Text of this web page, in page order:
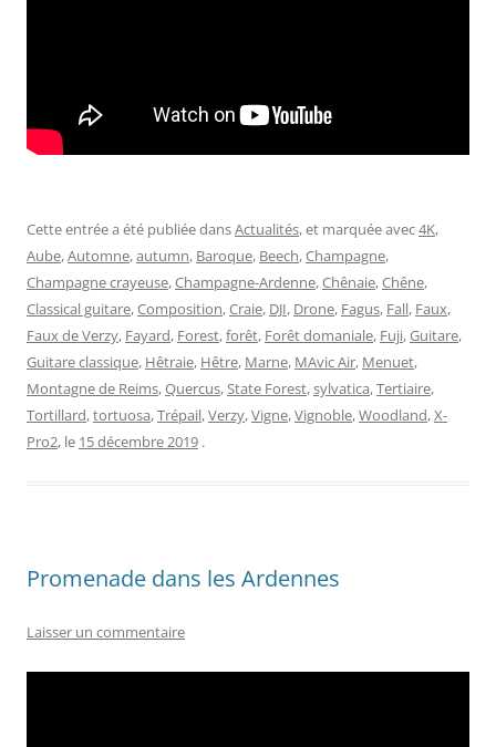
Cette entrée a été publiée dansActualités, et marquée avec4K,
Aube,Automne,autumn, Baroque, Beech,Champagne,
Champagne crayeuse,Champagne-Ardenne,Chênaie,Chêne,
Classical guitare,Composition,Craie, DJI, Drone, Fagus, Fall, Faux,
Faux de Verzy, Fayard, Forest,forêt, Forêt domaniale, Fuji,Guitare,
Guitare classique, Hêtraie, Hêtre, Marne, MAvic Air, Menuet,
Montagne de Reims,Quercus,State Forest,sylvatica,Tertiaire,
Tortillard,tortuosa,Trépail,Verzy,Vigne,Vignoble,Woodland,X-
Pro2, le 15 décembre 2019 .
Promenade dans les Ardennes
Laisser un commentaire